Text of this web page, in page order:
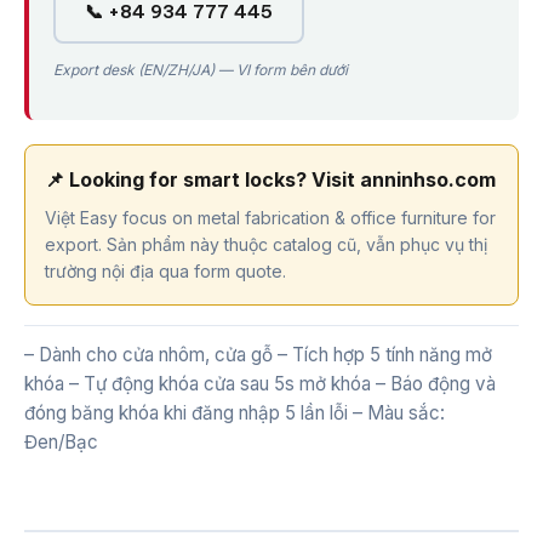
📞 +84 934 777 445
Export desk (EN/ZH/JA) — VI form bên dưới
📌 Looking for smart locks? Visit anninhso.com
Việt Easy focus on metal fabrication & office furniture for
export. Sản phẩm này thuộc catalog cũ, vẫn phục vụ thị
trường nội địa qua form quote.
– Dành cho cửa nhôm, cửa gỗ – Tích hợp 5 tính năng mở
khóa – Tự động khóa cửa sau 5s mở khóa – Báo động và
đóng băng khóa khi đăng nhập 5 lần lỗi – Màu sắc:
Đen/Bạc